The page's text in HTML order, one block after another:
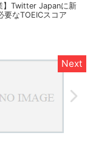
】Twitter Japanに新
要なTOEICスコア